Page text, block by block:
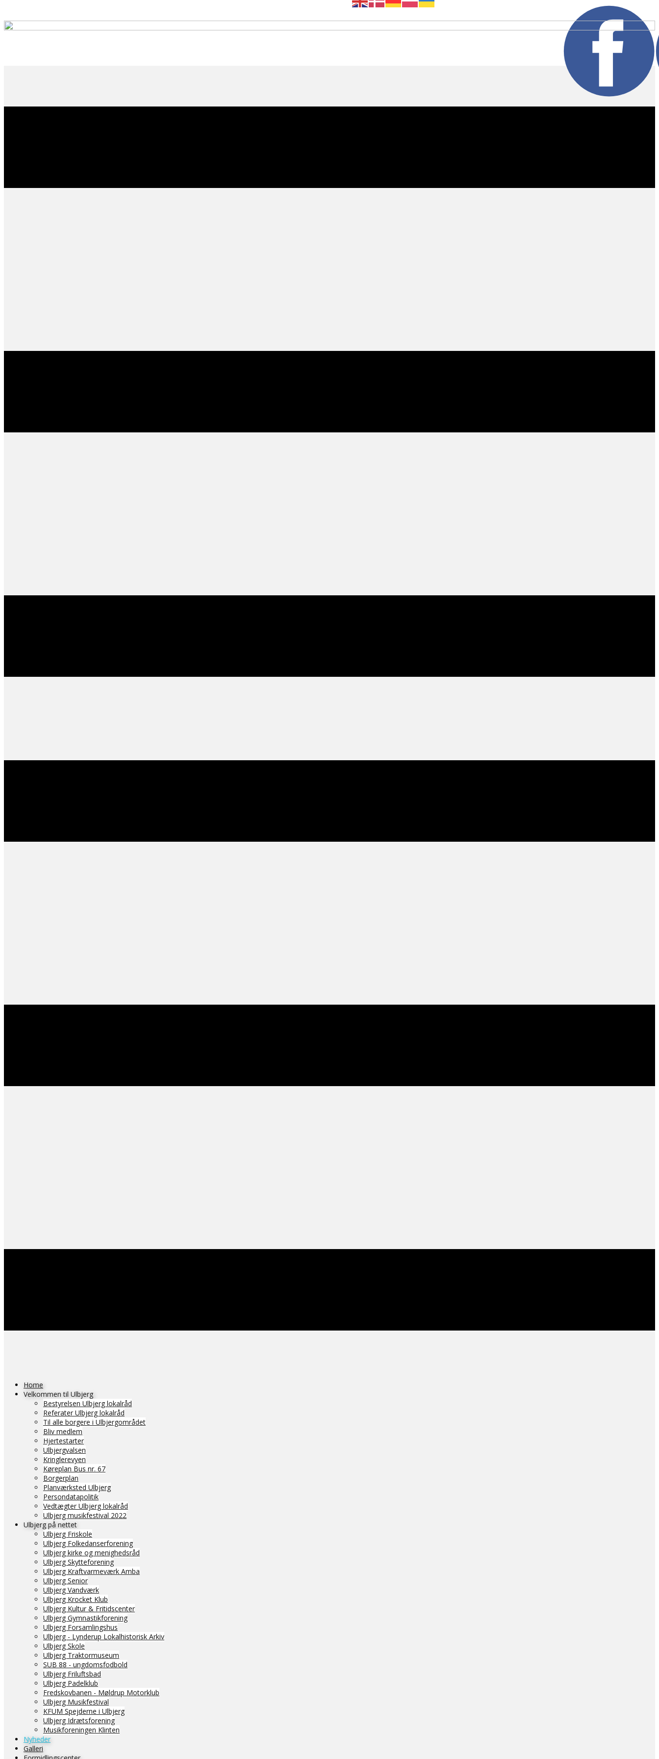
Home
Velkommen til Ulbjerg
Bestyrelsen Ulbjerg lokalråd
Referater Ulbjerg lokalråd
Til alle borgere i Ulbjergområdet
Bliv medlem
Hjertestarter
Ulbjergvalsen
Kringlerevyen
Køreplan Bus nr. 67
Borgerplan
Planværksted Ulbjerg
Persondatapolitik
Vedtægter Ulbjerg lokalråd
Ulbjerg musikfestival 2022
Ulbjerg på nettet
Ulbjerg Friskole
Ulbjerg Folkedanserforening
Ulbjerg kirke og menighedsråd
Ulbjerg Skytteforening
Ulbjerg Kraftvarmeværk Amba
Ulbjerg Senior
Ulbjerg Vandværk
Ulbjerg Krocket Klub
Ulbjerg Kultur & Fritidscenter
Ulbjerg Gymnastikforening
Ulbjerg Forsamlingshus
Ulbjerg - Lynderup Lokalhistorisk Arkiv
Ulbjerg Skole
Ulbjerg Traktormuseum
SUB 88 - ungdomsfodbold
Ulbjerg Friluftsbad
Ulbjerg Padelklub
Fredskovbanen - Møldrup Motorklub
Ulbjerg Musikfestival
KFUM Spejderne i Ulbjerg
Ulbjerg Idrætsforening
Musikforeningen Klinten
Nyheder
Galleri